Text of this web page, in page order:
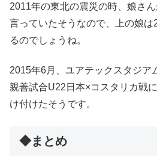
2011年の東北の震災の時、娘さ
言っていたそうなので、上の娘
るのでしょうね。
2015年6月、ユアテックスタジア
親善試合U22日本×コスタリカ戦
け付けたそうです。
◆まとめ